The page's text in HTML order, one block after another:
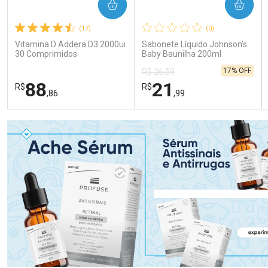
(17)
Vitamina D Addera D3 2000ui
30 Comprimidos
R$88,86
COMPRAR
FECHAR
Laboratório
Ativar Desconto
FECHAR
Por Menos
(0)
Sabonete Líquido Johnson's
Baby Baunilha 200ml
R$ 26,59
R$21 ,99
17% OFF
COMPRAR
Laboratório
Ativar Desconto
Por Menos